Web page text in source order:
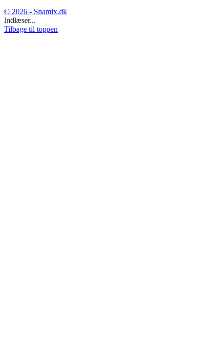
© 2026 - Snamix.dk
Indlæser...
Tilbage til toppen